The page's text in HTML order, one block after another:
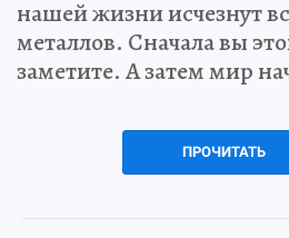
нашей жизни исчезнут
металлов. Сначала вы
заметите. А затем мир
ПРОЧИТАТЬ